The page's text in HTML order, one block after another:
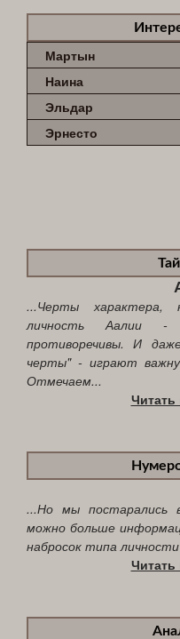
Мартын
Наина
Эльдар
Эрнесто
...Черты
личность Аалии -
противоречивы. И
черты" - играют
Отмечаем...
Читать
...Но мы постарались
можно больше
набросок типа
Читать